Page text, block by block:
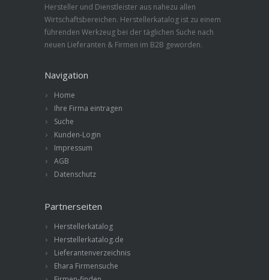
Hersteller und Dienstleister aus nahezu allen
Wirtschaftsbereichen. Herstellerkatalog ist zu einem
führenden Werkzeug bei der täglichen Suche nach
neuen Lieferanten & Firmen im B2B geworden.
Navigation
Home
Ihre Firma eintragen
Suche
Kunden-Login
Impressum
AGB
Datenschutz
Partnerseiten
Herstellerkatalog
Herstellerkatalog.de
Lieferantenverzeichnis
Ehara Firmensuche